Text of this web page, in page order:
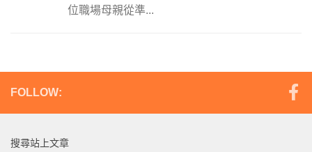
位職場母親從準...
FOLLOW:
搜尋站上文章